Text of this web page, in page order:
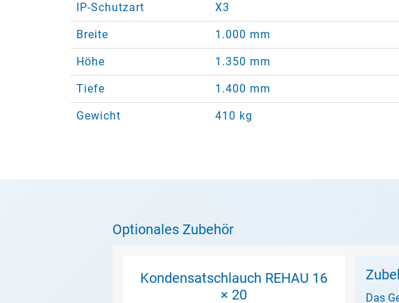
IP-Schutzart X3
Breite 1.000 mm
Höhe 1.350 mm
Tiefe 1.400 mm
Gewicht 410 kg
Optionales Zubehör
Kondensatschlauch REHAU 16
× 20
Das